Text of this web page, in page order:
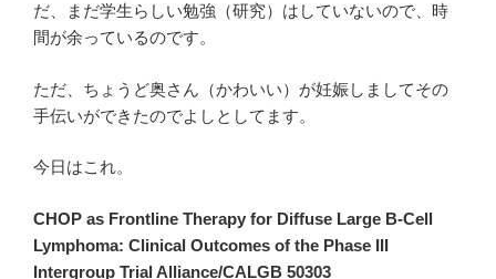
だ、まだ学生らしい勉強（研究）はしていないので、時
間が余っているのです。
ただ、ちょうど奥さん（かわいい）が妊娠しましてその
手伝いができたのでよしとしてます。
今日はこれ。
CHOP as Frontline Therapy for Diffuse Large B-Cell
Lymphoma: Clinical Outcomes of the Phase III
Intergroup Trial Alliance/CALGB 50303